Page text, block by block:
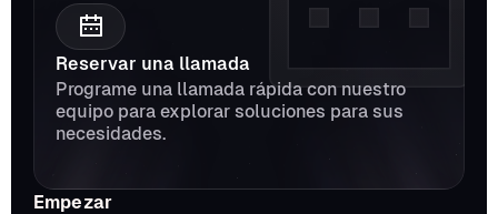
Reservar una llamada
Programe una llamada rápida con nuestro
equipo para explorar soluciones para sus
necesidades.
Empezar